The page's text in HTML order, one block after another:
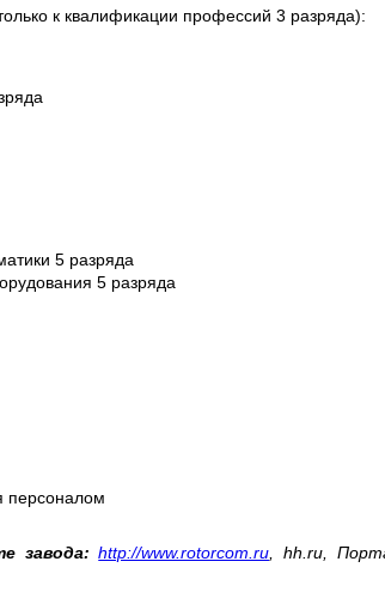
к квалификации профессий 3 разряда):
5 разряда
5 разряда
персоналом
завода:http://www.rotorcom.ru hh ru ,